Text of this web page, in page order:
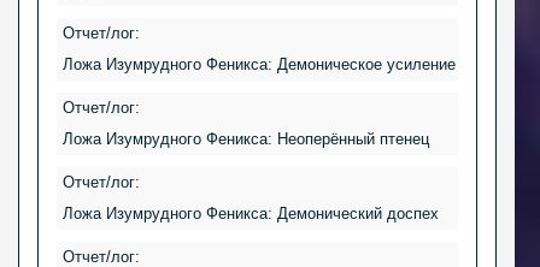
Отчет/лог:
Ложа Изумрудного Феникса: Демоническое усиление
Отчет/лог:
Ложа Изумрудного Феникса: Неоперённый птенец
Отчет/лог:
Ложа Изумрудного Феникса: Демонический доспех
Отчет/лог: